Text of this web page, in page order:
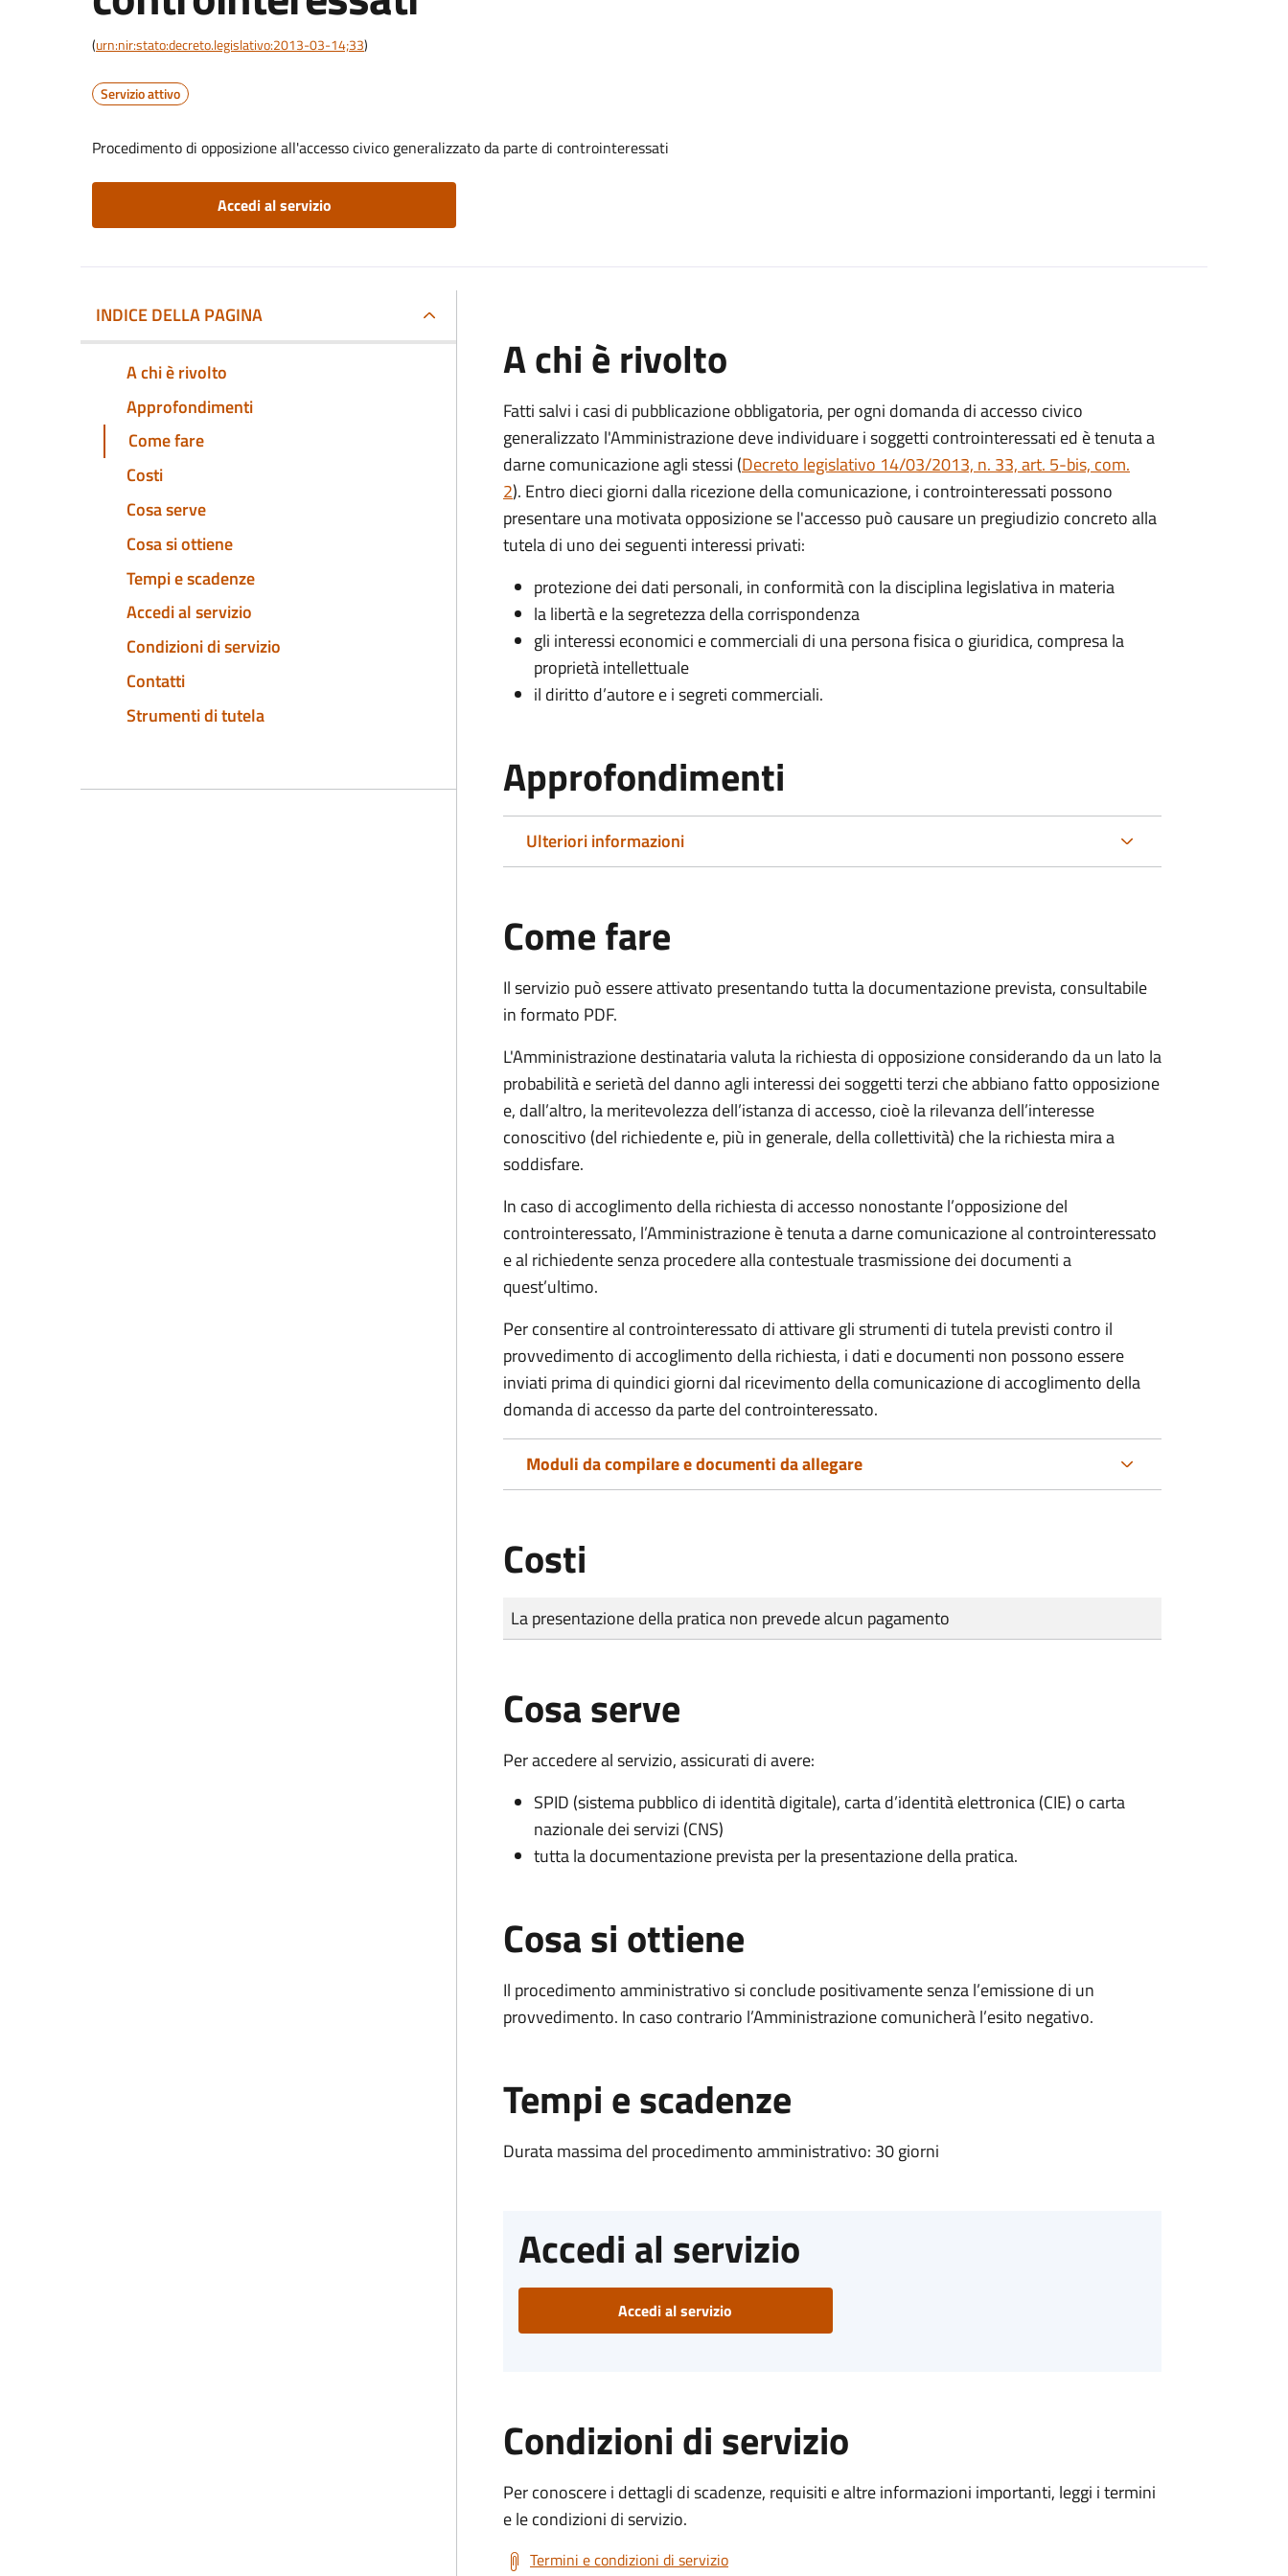
(urn:nir:stato:decreto.legislativo:2013-03-14;33)
Servizio attivo
Procedimento di opposizione all'accesso civico generalizzato da parte di controinteressati
Accedi al servizio
INDICE DELLA PAGINA
A chi è rivolto
Approfondimenti
Come fare
Costi
Cosa serve
Cosa si ottiene
Tempi e scadenze
Accedi al servizio
Condizioni di servizio
Contatti
Strumenti di tutela
A chi è rivolto
Fatti salvi i casi di pubblicazione obbligatoria, per ogni domanda di accesso civico
generalizzato l'Amministrazione deve individuare i soggetti controinteressati ed è tenuta a
darne comunicazione agli stessi (Decreto legislativo 14/03/2013, n. 33, art. 5-bis, com.
2). Entro dieci giorni dalla ricezione della comunicazione, i controinteressati possono
presentare una motivata opposizione se l'accesso può causare un pregiudizio concreto alla
tutela di uno dei seguenti interessi privati:
protezione dei dati personali, in conformità con la disciplina legislativa in materia
la libertà e la segretezza della corrispondenza
gli interessi economici e commerciali di una persona fisica o giuridica, compresa la
proprietà intellettuale
il diritto d’autore e i segreti commerciali.
Approfondimenti
Ulteriori informazioni
Come fare
Il servizio può essere attivato presentando tutta la documentazione prevista, consultabile
in formato PDF.
L'Amministrazione destinataria valuta la richiesta di opposizione considerando da un lato la
probabilità e serietà del danno agli interessi dei soggetti terzi che abbiano fatto opposizione
e, dall’altro, la meritevolezza dell’istanza di accesso, cioè la rilevanza dell’interesse
conoscitivo (del richiedente e, più in generale, della collettività) che la richiesta mira a
soddisfare.
In caso di accoglimento della richiesta di accesso nonostante l’opposizione del
controinteressato, l’Amministrazione è tenuta a darne comunicazione al controinteressato
e al richiedente senza procedere alla contestuale trasmissione dei documenti a
quest’ultimo.
Per consentire al controinteressato di attivare gli strumenti di tutela previsti contro il
provvedimento di accoglimento della richiesta, i dati e documenti non possono essere
inviati prima di quindici giorni dal ricevimento della comunicazione di accoglimento della
domanda di accesso da parte del controinteressato.
Moduli da compilare e documenti da allegare
Costi
Tipo di pagamento
Importo
La presentazione della pratica non prevede alcun pagamento
Cosa serve
Per accedere al servizio, assicurati di avere:
SPID (sistema pubblico di identità digitale), carta d’identità elettronica (CIE) o carta
nazionale dei servizi (CNS)
tutta la documentazione prevista per la presentazione della pratica.
Cosa si ottiene
Il procedimento amministrativo si conclude positivamente senza l’emissione di un
provvedimento. In caso contrario l’Amministrazione comunicherà l’esito negativo.
Tempi e scadenze
Durata massima del procedimento amministrativo: 30 giorni
Accedi al servizio
Accedi al servizio
Condizioni di servizio
Per conoscere i dettagli di scadenze, requisiti e altre informazioni importanti, leggi i termini
e le condizioni di servizio.
Termini e condizioni di servizio